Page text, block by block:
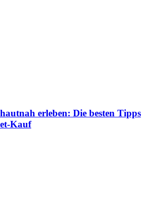
erleben: Die besten Tipps
Kauf